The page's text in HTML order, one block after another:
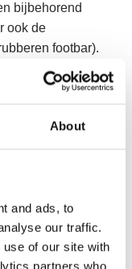
About
and ads, to
our traffic.
of our site with
partners who
bijbehorend
ook de
footbar).
kunststof houders
spring covers en
terms and